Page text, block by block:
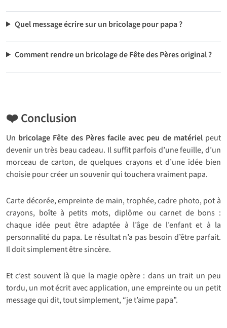
Quel message écrire sur un bricolage pour papa ?
Comment rendre un bricolage de Fête des Pères original ?
❤️ Conclusion
Un bricolage Fête des Pères facile avec peu de matérielpeut
devenir un très beau cadeau. Il suffit parfois d’une feuille, d’un
morceau de carton, de quelques crayons et d’une idée bien
choisie pour créer un souvenir qui touchera vraiment papa.
Carte décorée, empreinte de main, trophée, cadre photo, pot à
crayons, boîte à petits mots, diplôme ou carnet de bons :
chaque idée peut être adaptée à l’âge de l’enfant et à la
personnalité du papa. Le résultat n’a pas besoin d’être parfait.
Il doit simplement être sincère.
Et c’est souvent là que la magie opère : dans un trait un peu
tordu, un mot écrit avec application, une empreinte ou un petit
message qui dit, tout simplement, “je t’aime papa”.